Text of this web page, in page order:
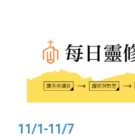
11/1-11/7